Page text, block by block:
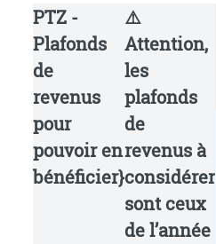
PTZ -
Plafonds
de
revenus
pour
pouvoir en
bénéficier}
⚠️
Attention,
les
plafonds
de
revenus à
considérer
sont ceux
de l’année